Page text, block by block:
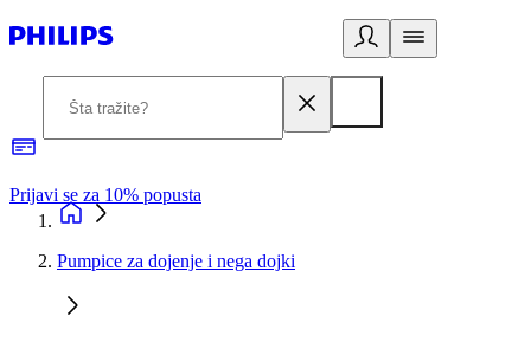
Prijavi se za 10% popusta
Pumpice za dojenje i nega dojki